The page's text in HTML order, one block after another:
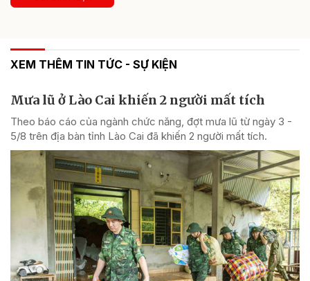
XEM THÊM TIN TỨC - SỰ KIỆN
Mưa lũ ở Lào Cai khiến 2 người mất tích
Theo báo cáo của ngành chức năng, đợt mưa lũ từ ngày 3 -
5/8 trên địa bàn tỉnh Lào Cai đã khiến 2 người mất tích.